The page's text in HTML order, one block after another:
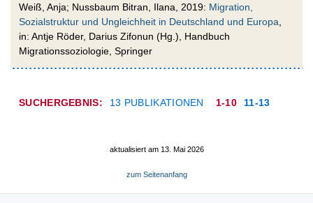
Weiß, Anja; Nussbaum Bitran, Ilana, 2019: Migration,
Sozialstruktur und Ungleichheit in Deutschland und Europa
in: Antje Röder, Darius Zifonun (Hg.), Handbuch
Migrationssoziologie, Springer
SUCHERGEBNIS: 13 PUBLIKATIONEN 1-10 11-13
aktualisiert am 13. Mai 2026
zum Seitenanfang